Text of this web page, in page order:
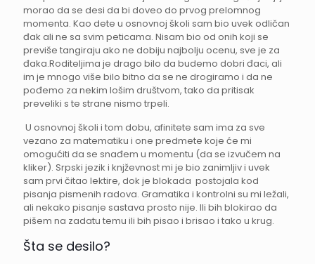
morao da se desi da bi doveo do prvog prelomnog
momenta. Kao dete u osnovnoj školi sam bio uvek odličan
đak ali ne sa svim peticama. Nisam bio od onih koji se
previše tangiraju ako ne dobiju najbolju ocenu, sve je za
đaka.Roditeljima je drago bilo da budemo dobri đaci, ali
im je mnogo više bilo bitno da se ne drogiramo i da ne
pođemo za nekim lošim društvom, tako da pritisak
preveliki s te strane nismo trpeli.
U osnovnoj školi i tom dobu, afinitete sam ima za sve
vezano za matematiku i one predmete koje će mi
omogućiti da se snađem u momentu (da se izvučem na
kliker). Srpski jezik i knjževnost mi je bio zanimljiv i uvek
sam prvi čitao lektire, dok je blokada postojala kod
pisanja pismenih radova. Gramatika i kontrolni su mi ležali,
ali nekako pisanje sastava prosto nije. Ili bih blokirao da
pišem na zadatu temu ili bih pisao i brisao i tako u krug.
Šta se desilo?